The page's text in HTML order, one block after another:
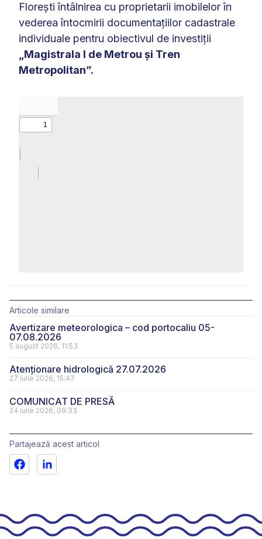
Florești întâlnirea cu proprietarii imobilelor în
vederea întocmirii documentațiilor cadastrale
individuale pentru obiectivul de investiții
„Magistrala I de Metrou și Tren
Metropolitan”.
Articole similare
Avertizare meteorologica – cod portocaliu 05-
07.08.2026
5 august 2026, 11:53
Atenționare hidrologică 27.07.2026
27 iulie 2026, 15:47
COMUNICAT DE PRESĂ
24 iulie 2026, 09:33
Partajează acest articol